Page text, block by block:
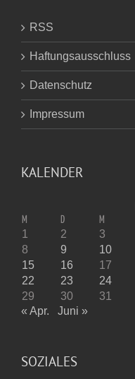
RSS
Haftungsausschluss
Datenschutz
Impressum
KALENDER
M D M
1 2 3
8
9 10
15
16 17
22
23 24
29
30
31
« Apr.
Juni »
SOZIALES